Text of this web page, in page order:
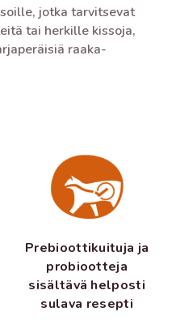
jotka tarvitsevat
tai herkille kissoja,
raaka-
Prebioottikuituja ja
probiootteja
sisältävä helposti
sulava resepti